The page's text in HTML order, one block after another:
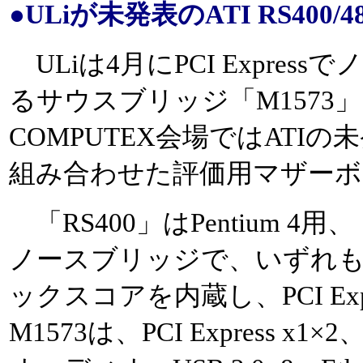
●ULiが未発表のATI RS400/
ULiは4月にPCI Expressで
るサウスブリッジ「M1573
COMPUTEX会場ではATIの
組み合わせた評価用マザー
「RS400」はPentium 4用
ノースブリッジで、いずれ
ックスコアを内蔵し、PCI
M1573は、PCI Express x1×2